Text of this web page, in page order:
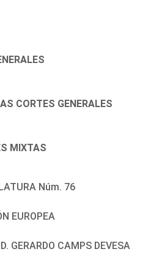
CORTES GENERALES
MIXTAS
Núm. 76
EUROPEA
GERARDO CAMPS DEVESA